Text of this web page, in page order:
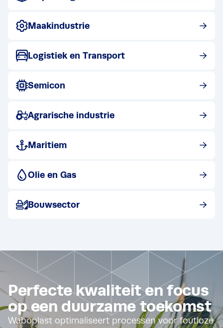
Maakindustrie
Bekijk post
Logistiek en Transport
Bekijk post
Semicon
Bekijk post
Agrarische industrie
Maritiem
Olie en Gas
Bekijk post
Bouwsector
Perfecte kwaliteit en focus
op een duurzame toekomst
Waboplast optimaliseert processen voor foutloze